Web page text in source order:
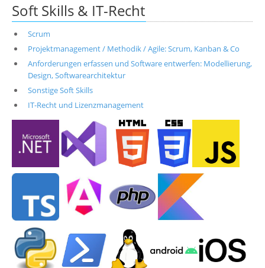
Soft Skills & IT-Recht
Scrum
Projektmanagement / Methodik / Agile: Scrum, Kanban & Co
Anforderungen erfassen und Software entwerfen: Modellierung,
Design, Softwarearchitektur
Sonstige Soft Skills
IT-Recht und Lizenzmanagement